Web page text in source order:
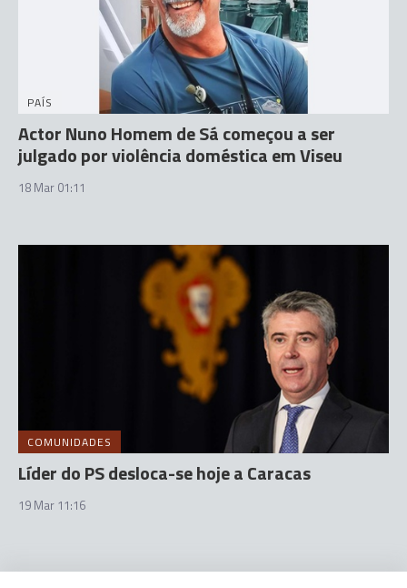
PAÍS
Actor Nuno Homem de Sá começou a ser
julgado por violência doméstica em Viseu
18 Mar 01:11
COMUNIDADES
Líder do PS desloca-se hoje a Caracas
19 Mar 11:16